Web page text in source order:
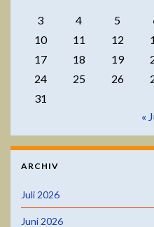
3
4 5
10
11 12
17
18 19
24
25 26
31
«
ARCHIV
Juli 2026
Juni 2026